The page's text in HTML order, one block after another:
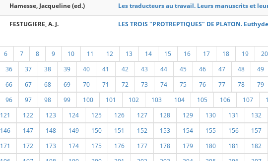
Hamesse, Jacqueline (ed.) Les traducteurs au travail. Leurs manuscrits et
FESTUGIERE, A. J. LES TROIS "PROTREPTIQUES" DE PLATON.
6 7 8 9 10 11 12 13 14 15 16 17 18 19 20
36 37 38 39 40 41 42 43 44 45 46 47 48 49
66 67 68 69 70 71 72 73 74 75 76 77 78 79
96 97 98 99 100 101 102 103 104 105 106 107
121 122 123 124 125 126 127 128 129 130 131 132
146 147 148 149 150 151 152 153 154 155 156 157
171 172 173 174 175 176 177 178 179 180 181 182